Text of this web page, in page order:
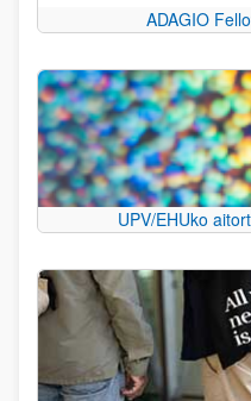
ADAGIO
UPV/EHUko